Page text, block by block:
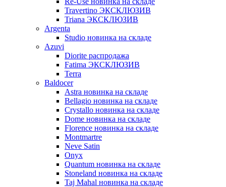
Travertino ЭКСКЛЮЗИВ
Triana ЭКСКЛЮЗИВ
Argenta
Studio новинка на складе
Azuvi
Diorite распродажа
Fatima ЭКСКЛЮЗИВ
Terra
Baldoсer
Astra новинка на складе
Bellagio новинка на складе
Crystallo новинка на складе
Dome новинка на складе
Florence новинка на складе
Montmartre
Neve Satin
Onyx
Quantum новинка на складе
Stoneland новинка на складе
Taj Mahal новинка на складе